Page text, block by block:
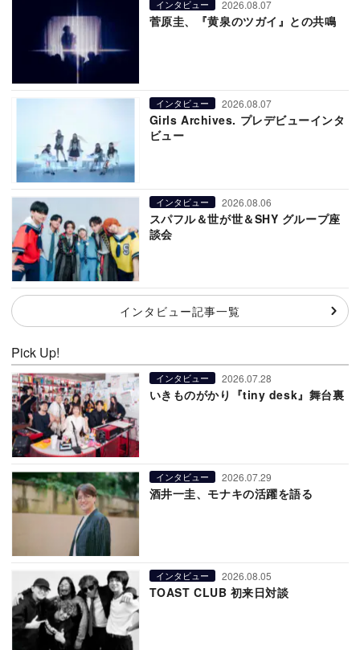
インタビュー 2026.08.07
菅原圭、『黄泉のツガイ』との共鳴
インタビュー 2026.08.07
Girls Archives. プレデビューインタ
ビュー
インタビュー 2026.08.06
スパフル＆世が世＆SHY グループ座
談会
インタビュー記事一覧
Pick Up!
インタビュー 2026.07.28
いきものがかり『tiny desk』舞台裏
インタビュー 2026.07.29
酒井一圭、モナキの活躍を語る
インタビュー 2026.08.05
TOAST CLUB 初来日対談